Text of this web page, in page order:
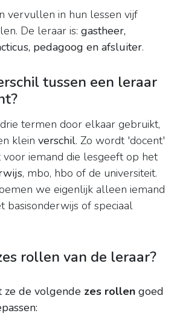
vervullen in hun lessen vijf
De leraar is: gastheer,
pedagoog en afsluiter.
tussen een leraar
termen door elkaar gebruikt,
klein verschil. Zo wordt 'docent'
iemand die lesgeeft op het
, mbo, hbo of de universiteit.
we eigenlijk alleen iemand
basisonderwijs of speciaal
rollen van de leraar?
de volgende zes rollen goed